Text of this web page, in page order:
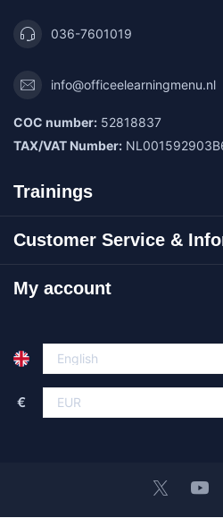
036-7601019
info@officeelearningmenu.nl
COC number: 52818837
TAX/VAT Number:
Trainings
Customer Service &
My account
€